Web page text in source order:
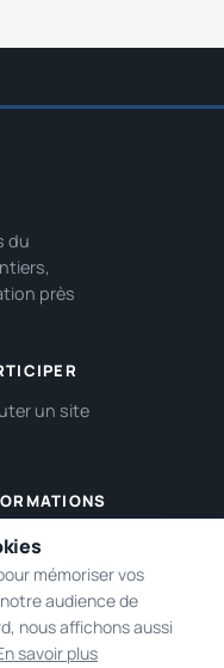
du
près
un site
mémoriser vos
audience de
nous affichons aussi
savoir plus